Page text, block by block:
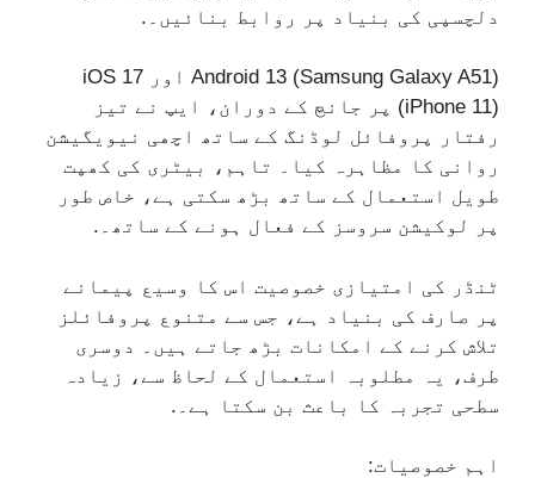
دلچسپی کی بنیاد پر روابط بنائیں۔.
Android 13 (Samsung Galaxy A51) اور iOS 17
(iPhone 11) پر جانچ کے دوران، ایپ نے تیز
رفتار پروفائل لوڈنگ کے ساتھ اچھی نیویگیشن
روانی کا مظاہرہ کیا۔ تاہم، بیٹری کی کھپت
طویل استعمال کے ساتھ بڑھ سکتی ہے، خاص طور
پر لوکیشن سروسز کے فعال ہونے کے ساتھ۔.
ٹنڈر کی امتیازی خصوصیت اس کا وسیع پیمانے
پر صارف کی بنیاد ہے، جس سے متنوع پروفائلز
تلاش کرنے کے امکانات بڑھ جاتے ہیں۔ دوسری
طرف، یہ مطلوبہ استعمال کے لحاظ سے، زیادہ
سطحی تجربہ کا باعث بن سکتا ہے۔.
اہم خصوصیات: